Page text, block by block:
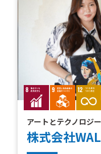
アートとテクノロジ
株式会社